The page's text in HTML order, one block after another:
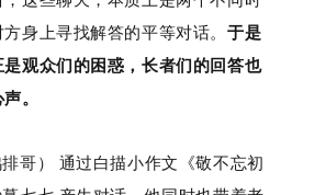
身上寻找解答的平等对话。 于是
观众们的困惑，长者们的回答也
。
哥） 通过白描小作文《敬不忘初